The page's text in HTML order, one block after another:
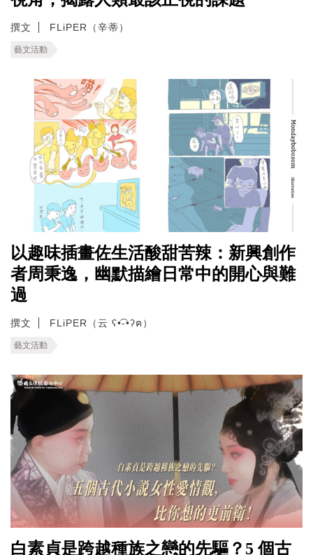
撰文 FLiPER（辛蒂）
藝文活動
以趣味插畫佐生活酸甜苦辣：新興創作
者周秉逸，幽默描繪日常中的開心與難
過
撰文 FLiPER（云 ʕ•͡-•ʔฅ）
藝文活動
白素貞是跨越種族之戀的先驅？5 個古